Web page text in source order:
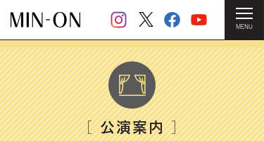
MENU
HOME ＞ 公演案内
［公演案内］